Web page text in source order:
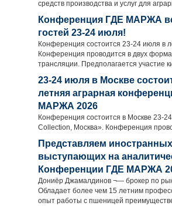
средств производства и услуг для
Конференция ГДЕ МАРЖА
гостей 23-24 июля!
Конференция состоится 23-24 июля в
Конференция проводится в двух
трансляции. Предполагается участие
23-24 июля в Москве
летняя аграрная
МАРЖА 2026
Конференция состоится в Москве 23-
Collection, Москва». Конференция
Представляем
выступающих на
Конференции ГДЕ МАРЖА
Дониёр Джамалдинов ¬— брокер по
Обладает более чем 15 летним
опыт работы с пшеницей